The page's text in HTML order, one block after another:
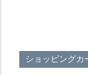
ショッピングカ